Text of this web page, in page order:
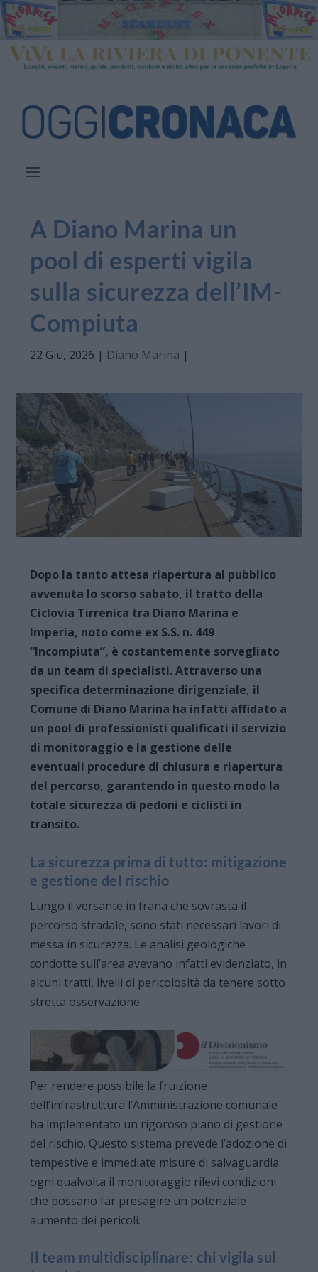
A Diano Marina un
pool di esperti vigila
sulla sicurezza dell’IM-
Compiuta
22 Giu, 2026 | Diano Marina |
Dopo la tanto attesa riapertura al pubblico
avvenuta lo scorso sabato, il tratto della
Ciclovia Tirrenica tra Diano Marina e
Imperia, noto come ex S.S. n. 449
“Incompiuta”, è costantemente sorvegliato
da un team di specialisti. Attraverso una
specifica determinazione dirigenziale, il
Comune di Diano Marina ha infatti affidato a
un pool di professionisti qualificati il servizio
di monitoraggio e la gestione delle
eventuali procedure di chiusura e riapertura
del percorso, garantendo in questo modo la
totale sicurezza di pedoni e ciclisti in
transito.
La sicurezza prima di tutto: mitigazione
e gestione del rischio
Lungo il versante in frana che sovrasta il
percorso stradale, sono stati necessari lavori di
messa in sicurezza. Le analisi geologiche
condotte sull’area avevano infatti evidenziato, in
alcuni tratti, livelli di pericolosità da tenere sotto
stretta osservazione.
Per rendere possibile la fruizione
dell’infrastruttura l’Amministrazione comunale
ha implementato un rigoroso piano di gestione
del rischio. Questo sistema prevede l’adozione di
tempestive e immediate misure di salvaguardia
ogni qualvolta il monitoraggio rilevi condizioni
che possano far presagire un potenziale
aumento dei pericoli.
Il team multidisciplinare: chi vigila sul